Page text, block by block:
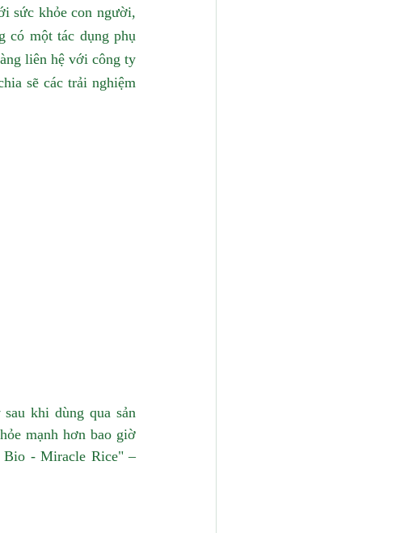
sức khỏe con người,
có một tác dụng phụ
liên hệ với công ty
sẽ các trải nghiệm
khi dùng qua sản
mạnh hơn bao giờ
Bio - Miracle Rice" –